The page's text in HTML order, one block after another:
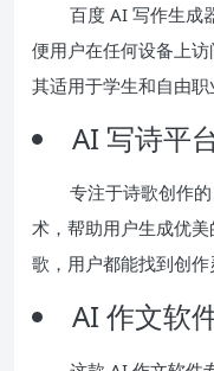
百度 AI 写作生成
便用户在任何设备上
其适用于学生和自由职
AI 写诗平
专注于诗歌创作
术，帮助用户生成优
歌，用户都能找到创作
AI 作文软